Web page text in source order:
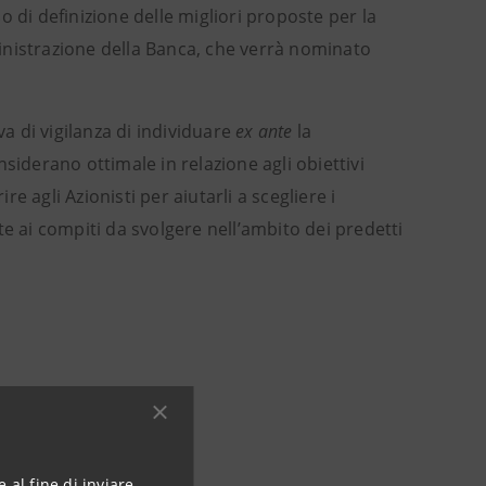
di definizione delle migliori proposte per la
della Banca, che verrà nominato
di vigilanza di individuare ex ante la
ottimale in relazione agli obiettivi
agli Azionisti per aiutarli a scegliere i
ai compiti da svolgere nell’ambito dei predetti